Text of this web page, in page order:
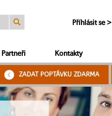
Příhlásit se >
Partneři Kontakty
ZADAT POPTÁVKU ZDARMA